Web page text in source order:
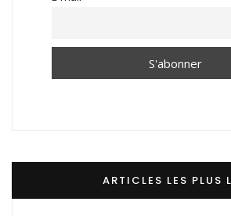
ARTICLES LES PLUS